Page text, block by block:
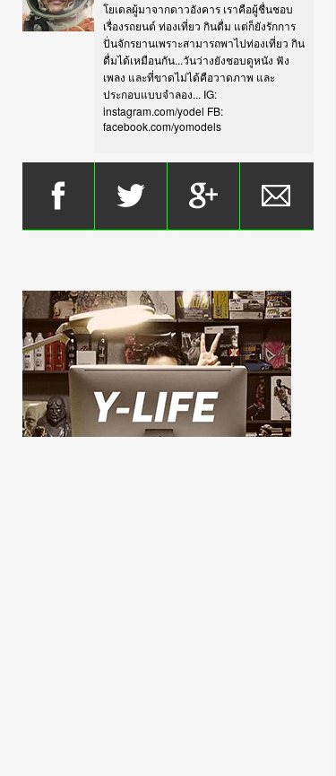
โยเดลผู้มาจากดาวอังคาร เราคือผู้ชื่นชอบ
เรื่องรถยนต์ ท่องเที่ยว กินดื่ม แต่ก็ยังรักการ
ปั่นจักรยานเพราะสามารถพาไปท่องเที่ยว กิน
ดื่มได้เหมือนกัน...วันว่างยังชอบดูหนัง ฟัง
เพลง และที่ขาดไม่ได้คือวาดภาพ และ
ประกอบแบบจำลอง... IG:
instagram.com/yodel FB:
facebook.com/yomodels